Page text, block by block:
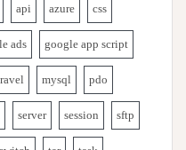
api azure css
ads google app script
mysql pdo
server session sftp